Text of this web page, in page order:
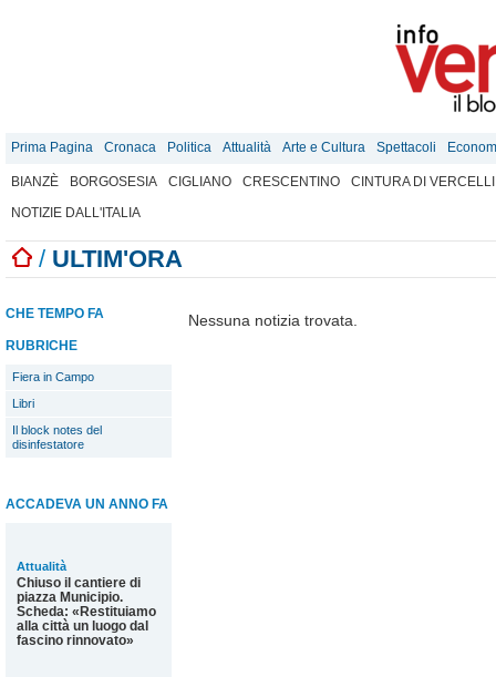
Prima Pagina Cronaca Politica Attualità Arte e Cultura Spettacoli
BIANZÈ BORGOSESIA CIGLIANO CRESCENTINO
CINTURA DI VERCELLI
NOTIZIE DALL'ITALIA
/ ULTIM'ORA
CHE TEMPO FA
RUBRICHE
Fiera in Campo
Libri
Il block notes del
disinfestatore
ACCADEVA UN ANNO FA
Attualità
Chiuso il cantiere di
piazza Municipio.
Scheda: «Restituiamo
alla città un luogo dal
fascino rinnovato»
Nessuna notizia trovata.